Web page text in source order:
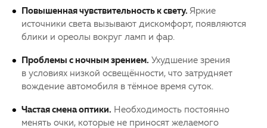
Повышенная чувствительность к свету. Яркие
источники света вызывают дискомфорт, появляются
блики и ореолы вокруг ламп и фар.
Проблемы с ночным зрением. Ухудшение зрения
в условиях низкой освещённости, что затрудняет
вождение автомобиля в тёмное время суток.
Частая смена оптики. Необходимость постоянно
менять очки, которые не приносят желаемого